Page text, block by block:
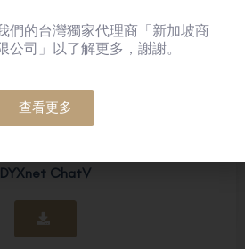
DYXnet ChatV
們的台灣獨家代理商「新加坡商
公司」以了解更多，謝謝。
查看更多